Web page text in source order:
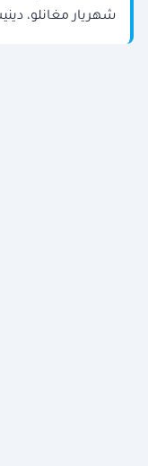
شهريار مغانلو،